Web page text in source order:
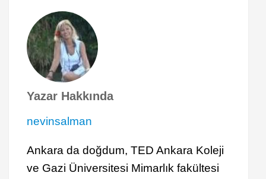
Yazar Hakkında
nevinsalman
Ankara da doğdum, TED Ankara Koleji
ve Gazi Üniversitesi Mimarlık fakültesi